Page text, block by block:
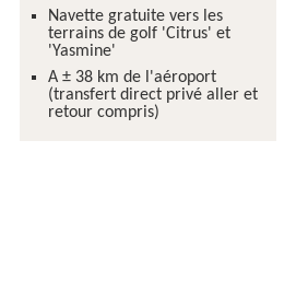
Navette gratuite vers les
terrains de golf 'Citrus' et
'Yasmine'
A ± 38 km de l'aéroport
(transfert direct privé aller et
retour compris)